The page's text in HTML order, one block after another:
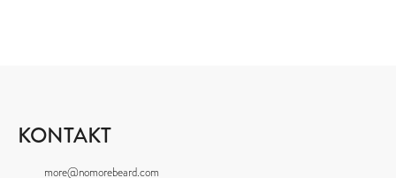
KONTAKT
more@nomorebeard.com